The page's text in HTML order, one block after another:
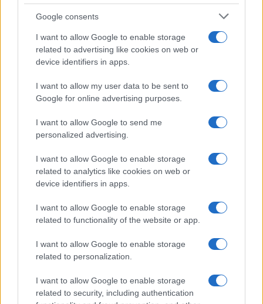
Google consents
I want to allow Google to enable storage
related to advertising like cookies on web or
device identifiers in apps.
I want to allow my user data to be sent to
Google for online advertising purposes.
I want to allow Google to send me
personalized advertising.
I want to allow Google to enable storage
related to analytics like cookies on web or
device identifiers in apps.
I want to allow Google to enable storage
related to functionality of the website or app.
I want to allow Google to enable storage
related to personalization.
I want to allow Google to enable storage
related to security, including authentication
Inviaci le tue segnalazioni,
Su WhatsApp al numero +39
345 356 7512
Ricevi le nostre ultime news
daGoogle News
Condividi l'articolo
F
a
ce
b
T
w
it
te
Pi
n
te
re
W
h
at
s
S
h
re
Prossimo articolo